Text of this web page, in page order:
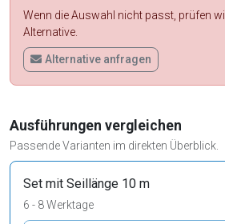
Wenn die Auswahl nicht passt, prüfen
Alternative.
Alternative anfragen
Ausführungen vergleichen
Passende Varianten im direkten Überblick.
Set mit Seillänge 10 m
6 - 8 Werktage